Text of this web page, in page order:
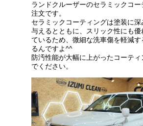
ランドクルーザーのセラミックコ
注文です。
セラミックコーティングは塗装に深
与えるとともに、スリック性にも優
ているため、微細な洗車傷を軽減す
るんですよ^^
防汚性能が大幅に上がったコーティ
でください。